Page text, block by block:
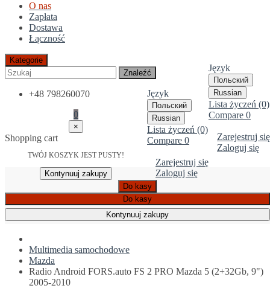
O nas
Zapłata
Dostawa
Łączność
Język
Польский
Russian
Lista życzeń (0)
Compare 0
Zarejestruj się
Zaloguj się
Kategorie
Znaleźć
Język
Польский
Russian
Lista życzeń (0)
Compare 0
Zarejestruj się
Zaloguj się
+48 798260070
0
×
Shopping cart
TWÓJ KOSZYK JEST PUSTY!
Kontynuuj zakupy
Do kasy
Do kasy
Kontynuuj zakupy
Multimedia samochodowe
Mazda
Radio Android FORS.auto FS 2 PRO Mazda 5 (2+32Gb, 9")
2005-2010